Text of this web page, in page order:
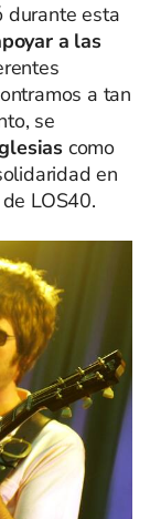
durante esta
a las
a tan
se
como
en
LOS40.